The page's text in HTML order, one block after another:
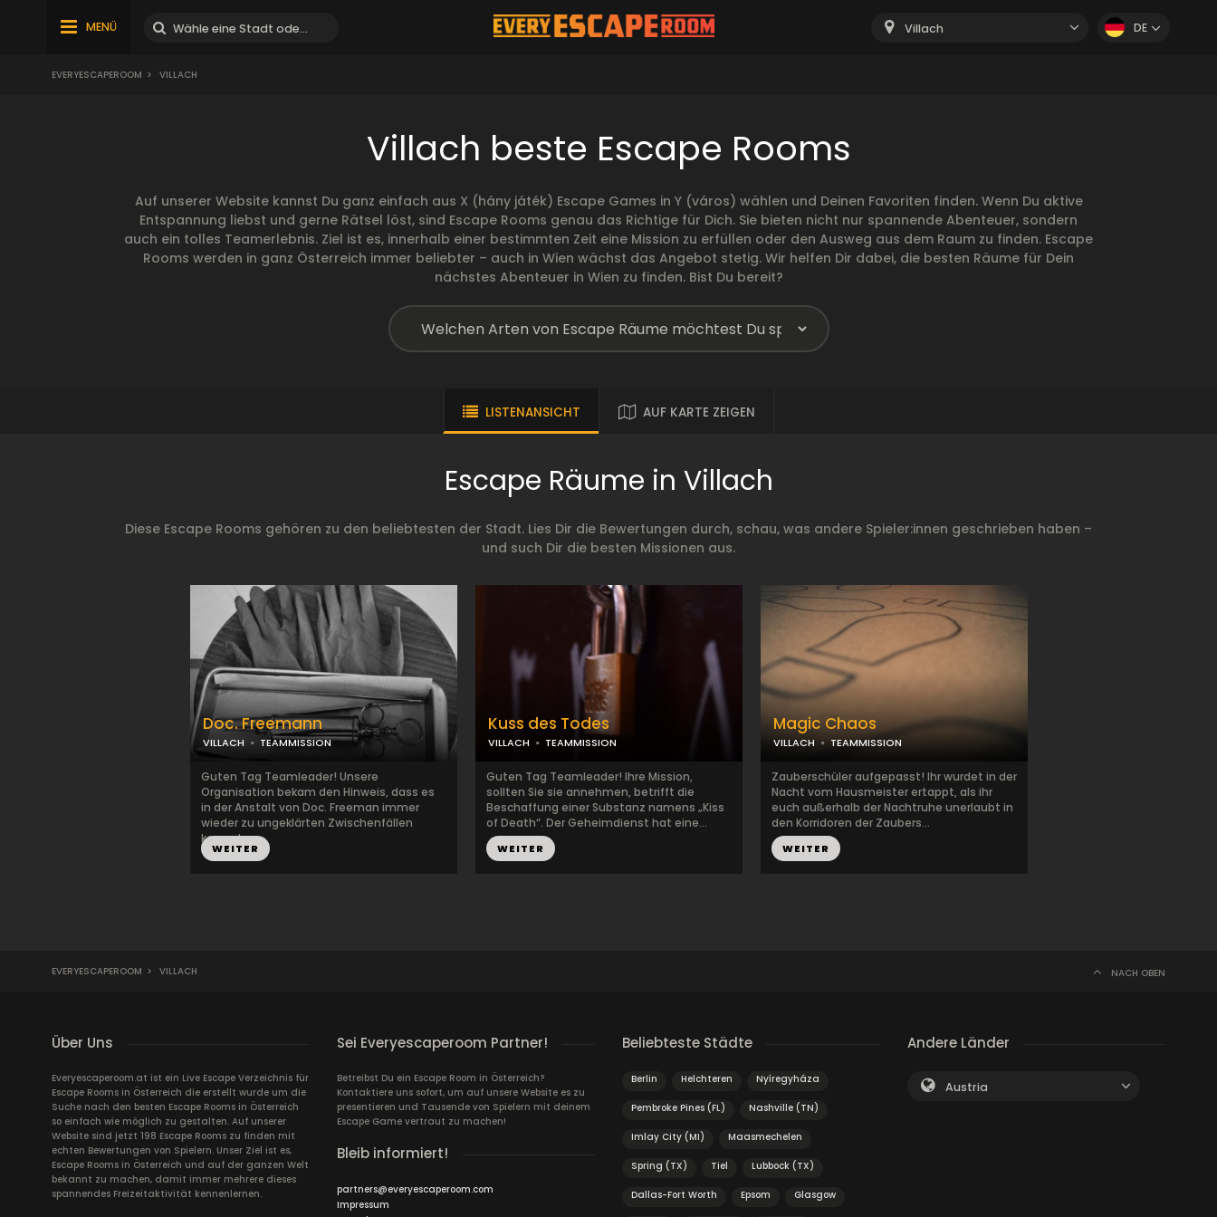
MENÜ Villach DE
EVERYESCAPEROOM > VILLACH
Villach beste Escape Rooms
Auf unserer Website kannst Du ganz einfach aus X (hány játék) Escape Games in Y (város) wählen und Deinen Favoriten finden. Wenn Du aktive
Entspannung liebst und gerne Rätsel löst, sind Escape Rooms genau das Richtige für Dich. Sie bieten nicht nur spannende Abenteuer, sondern
auch ein tolles Teamerlebnis. Ziel ist es, innerhalb einer bestimmten Zeit eine Mission zu erfüllen oder den Ausweg aus dem Raum zu finden. Escape
Rooms werden in ganz Österreich immer beliebter – auch in Wien wächst das Angebot stetig. Wir helfen Dir dabei, die besten Räume für Dein
nächstes Abenteuer in Wien zu finden. Bist Du bereit?
LISTENANSICHT AUF KARTE ZEIGEN
Escape Räume in Villach
Diese Escape Rooms gehören zu den beliebtesten der Stadt. Lies Dir die Bewertungen durch, schau, was andere Spieler:innen geschrieben haben –
und such Dir die besten Missionen aus.
Doc. Freemann
VILLACH TEAMMISSION
Guten Tag Teamleader! Unsere
Organisation bekam den Hinweis, dass es
in der Anstalt von Doc. Freeman immer
wieder zu ungeklärten Zwischenfällen
kommt u...
WEITER
Kuss des Todes
VILLACH TEAMMISSION
Guten Tag Teamleader! Ihre Mission,
sollten Sie sie annehmen, betrifft die
Beschaffung einer Substanz namens „Kiss
of Death“. Der Geheimdienst hat eine...
WEITER
Magic Chaos
VILLACH TEAMMISSION
Zauberschüler aufgepasst! Ihr wurdet in der
Nacht vom Hausmeister ertappt, als ihr
euch außerhalb der Nachtruhe unerlaubt in
den Korridoren der Zaubers...
WEITER
EVERYESCAPEROOM > VILLACH NACH OBEN
Über Uns
Everyescaperoom.at ist ein Live Escape Verzeichnis für
Escape Rooms in Österreich die erstellt wurde um die
Suche nach den besten Escape Rooms in Österreich
so einfach wie möglich zu gestalten. Auf unserer
Website sind jetzt 198 Escape Rooms zu finden mit
echten Bewertungen von Spielern. Unser Ziel ist es,
Escape Rooms in Österreich und auf der ganzen Welt
bekannt zu machen, damit immer mehrere dieses
spannendes Freizeitaktivität kennenlernen.
Sei Everyescaperoom Partner!
Betreibst Du ein Escape Room in Österreich?
Kontaktiere uns sofort, um auf unsere Website es zu
presentieren und Tausende von Spielern mit deinem
Escape Game vertraut zu machen!
Bleib informiert!
partners@everyescaperoom.com
Impressum
Beliebteste Städte
Berlin Helchteren Nyíregyháza
Pembroke Pines (FL) Nashville (TN)
Imlay City (MI) Maasmechelen
Spring (TX) Tiel Lubbock (TX)
Dallas-Fort Worth Epsom Glasgow
Andere Länder
Austria